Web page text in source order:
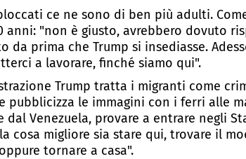
ce ne sono di ben più adulti.
anni: "non è giusto, avrebbero dovuto
prima che Trump si insediasse.
a lavorare, finché siamo qui".
Trump tratta i migranti come
le immagini con i ferri alle
dal Venezuela, provare a entrare negli
cosa migliore sia stare qui, trovare il
tornare a casa".